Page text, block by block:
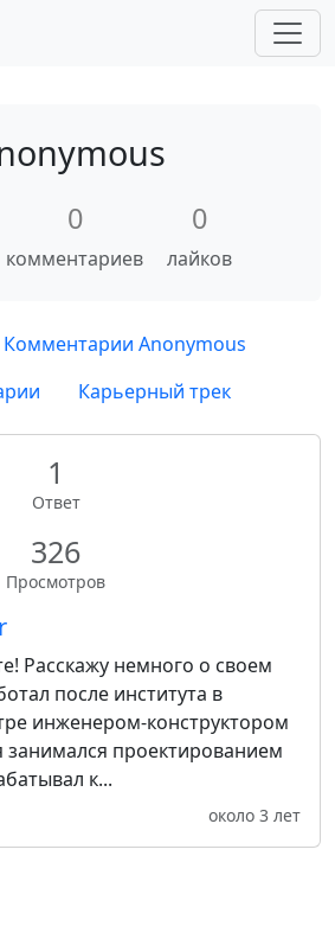
0
комментариев
0
лайков
Комментарии Anonymous
Карьерный трек
1
Ответ
326
Просмотров
Расскажу немного о своем
после института в
инженером-конструктором
занимался проектированием
к...
около 3 лет